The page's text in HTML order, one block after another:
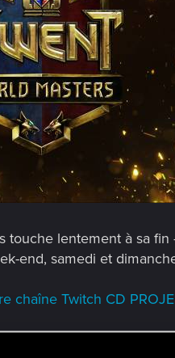
touche lentement à sa
end, samedi et
chaîne Twitch CD